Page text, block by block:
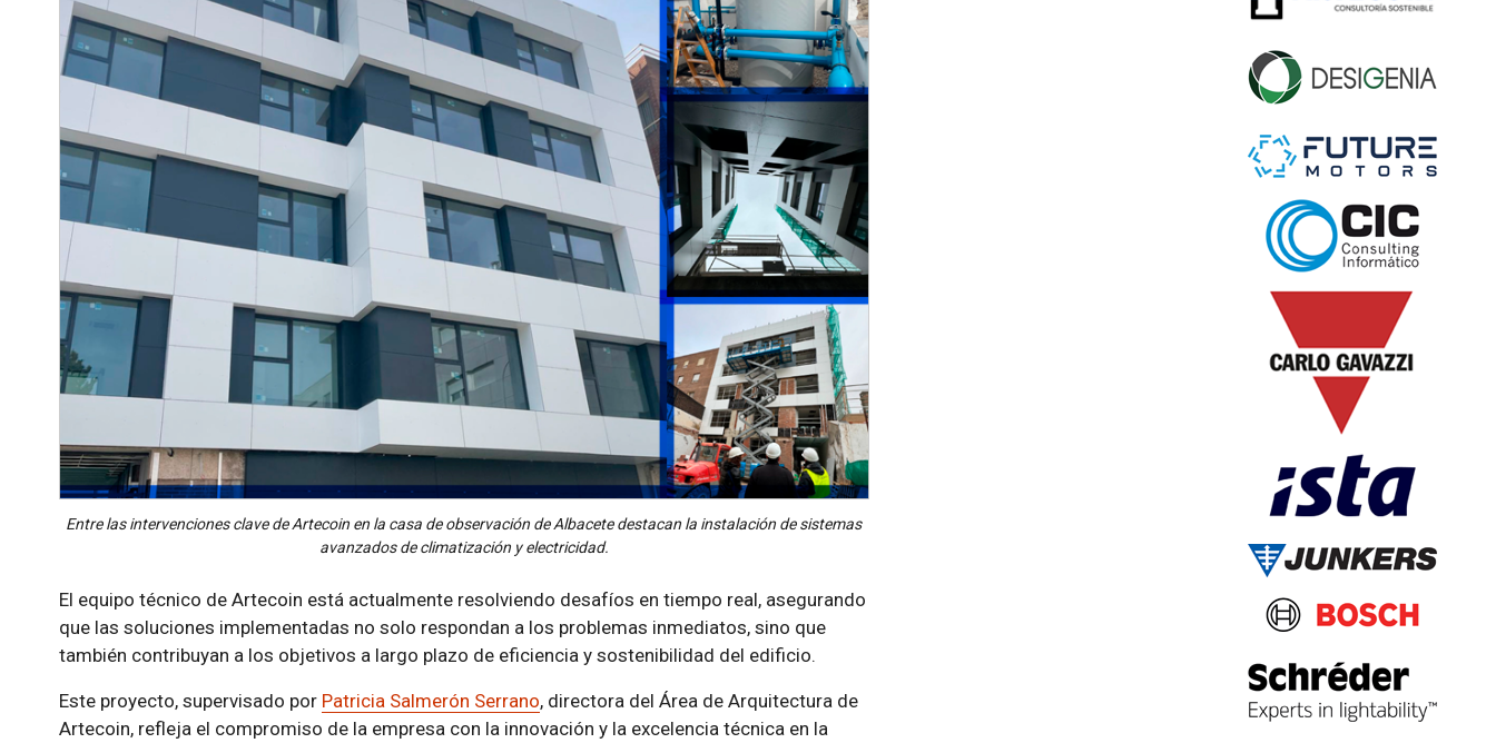
Entre las intervenciones clave de Artecoin en la casa de observación de Albacete destacan la instalación de sistemas
avanzados de climatización y electricidad.
El equipo técnico de Artecoin está actualmente resolviendo desafíos en tiempo real, asegurando
que las soluciones implementadas no solo respondan a los problemas inmediatos, sino que
también contribuyan a los objetivos a largo plazo de eficiencia y sostenibilidad del edificio.
Este proyecto, supervisado por Patricia Salmerón Serrano, directora del Área de Arquitectura de
Artecoin, refleja el compromiso de la empresa con la innovación y la excelencia técnica en la